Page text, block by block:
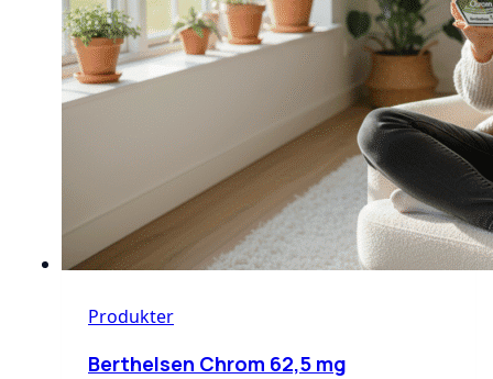
Produkter
Berthelsen Chrom 62,5 mg